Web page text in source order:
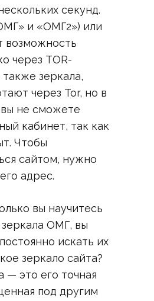
секунд.
и «ОМГ2») или
возможность
через TOR-
зеркала,
через Tor, но в
вы не сможете
кабинет, так как
Чтобы
сайтом, нужно
адрес.
вы научитесь
зеркала ОМГ, вы
искать их
зеркало сайта?
— это его точная
под другим